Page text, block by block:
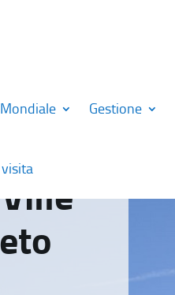
Gestione